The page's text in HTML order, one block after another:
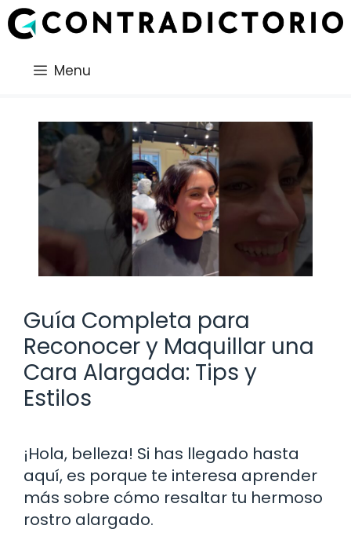
Saltar
al
Menu
Guía Completa para
Reconocer y Maquillar una
Cara Alargada: Tips y
Estilos
¡Hola, belleza! Si has llegado hasta
aquí, es porque te interesa aprender
más sobre cómo resaltar tu hermoso
rostro alargado.